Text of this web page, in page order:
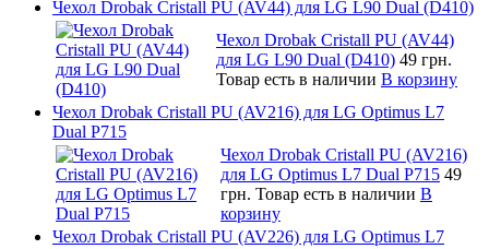
Чехол Drobak Cristall PU (AV44) для LG L90 Dual (D410)
Чехол Drobak Cristall PU (AV44)
для LG L90 Dual (D410) 49 грн.
Товар есть в наличии В корзину
Чехол Drobak Cristall PU (AV216) для LG Optimus L7
Dual P715
Чехол Drobak Cristall PU (AV216)
для LG Optimus L7 Dual P715 49
грн. Товар есть в наличии В
корзину
Чехол Drobak Cristall PU (AV226) для LG Optimus L7